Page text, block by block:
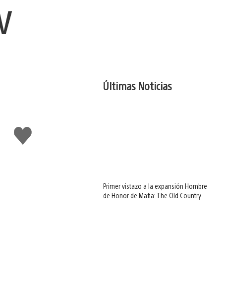
Me
gusta
Últimas Noticias
Primer vistazo a la expansión Hombre
de Honor de Mafia: The Old Country